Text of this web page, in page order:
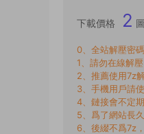
下載價格 2
0、全站解壓密
1、請勿在線解壓
2、推薦使用7z
3、手機用戶請
4、鏈接會不定
5、爲了網站長
6、後綴不爲7z